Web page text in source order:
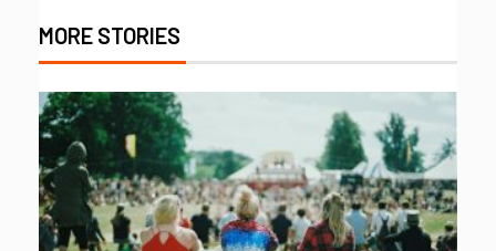
MORE STORIES